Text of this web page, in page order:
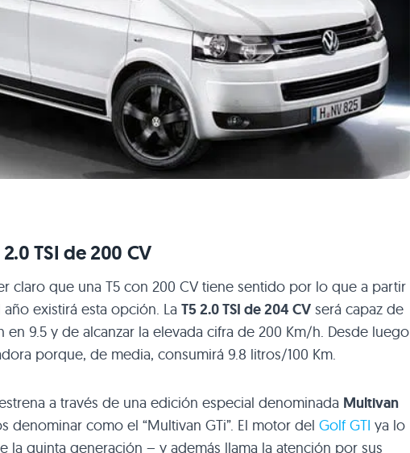
2.0TSI de 200 CV
claro que una T5 con 200 CV tiene sentido por lo que a partir
existirá esta opción. La T5 2.0TSI de 204 CV será capaz de
en 9.5 y de alcanzar la elevada cifra de 200 Km/h. Desde luego
porque, de media, consumirá 9.8 litros/100 Km.
a través de una edición especial denominada Multivan
denominar como el “Multivan GTi”. El motor del Golf GTI ya lo
la quinta generación – y además llama la atención por sus